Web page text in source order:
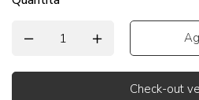
Check-out